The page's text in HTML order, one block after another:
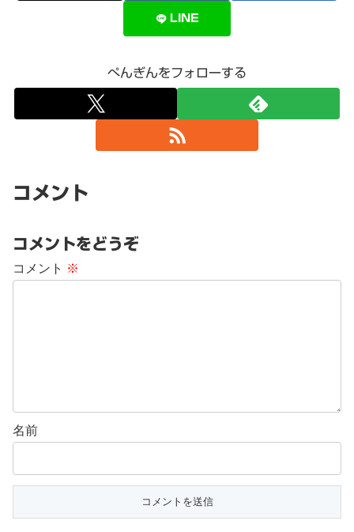
LINE
ぺんぎんをフォローする
コメント
コメントをどうぞ
コメント ※
名前